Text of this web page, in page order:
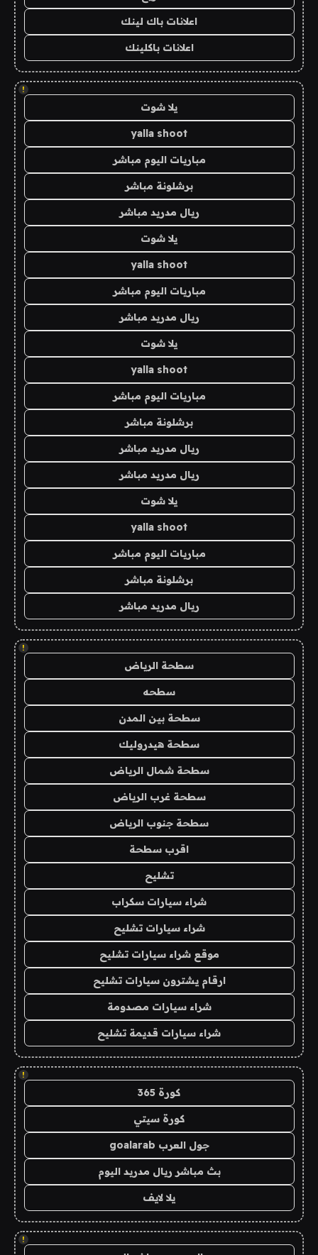
اعلانات باك لينك
اعلانات باكلينك
!
يلا شوت
yalla shoot
مباريات اليوم مباشر
برشلونة مباشر
ريال مدريد مباشر
يلا شوت
yalla shoot
مباريات اليوم مباشر
ريال مدريد مباشر
يلا شوت
yalla shoot
مباريات اليوم مباشر
برشلونة مباشر
ريال مدريد مباشر
ريال مدريد مباشر
يلا شوت
yalla shoot
مباريات اليوم مباشر
برشلونة مباشر
ريال مدريد مباشر
!
سطحة الرياض
سطحه
سطحة بين المدن
سطحة هيدروليك
سطحة شمال الرياض
سطحة غرب الرياض
سطحة جنوب الرياض
اقرب سطحة
تشليح
شراء سيارات سكراب
شراء سيارات تشليح
موقع شراء سيارات تشليح
ارقام يشترون سيارات تشليح
شراء سيارات مصدومة
شراء سيارات قديمة تشليح
!
كورة 365
كورة سيتي
جول العرب goalarab
بث مباشر ريال مدريد اليوم
يلا لايف
!